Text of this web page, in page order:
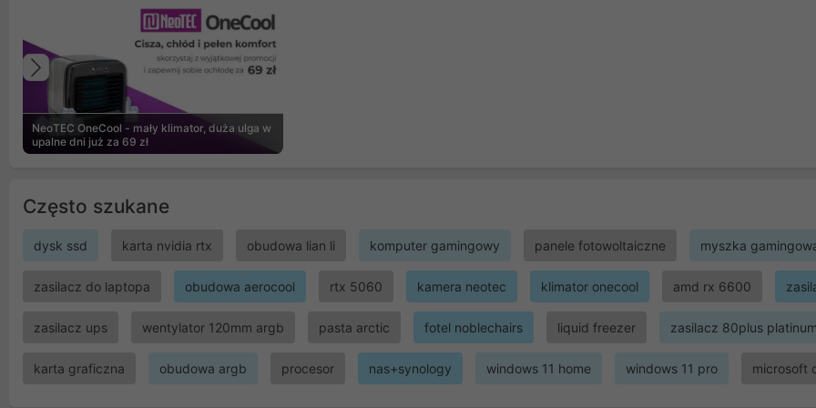
NeoTEC OneCool - mały klimator, duża ulga w
upalne dni już za 69 zł
Poprzedni
Często szukane
dysk ssd karta nvidia rtx obudowa lian li komputer gamingowy panele fotowoltaiczne myszka
zasilacz do laptopa obudowa aerocool rtx 5060 kamera neotec klimator onecool amd rx 6600
zasilacz ups wentylator 120mm argb pasta arctic fotel noblechairs liquid freezer zasilacz 80plus platinum
karta graficzna obudowa argb procesor nas+synology windows 11 home windows 11 pro microsoft